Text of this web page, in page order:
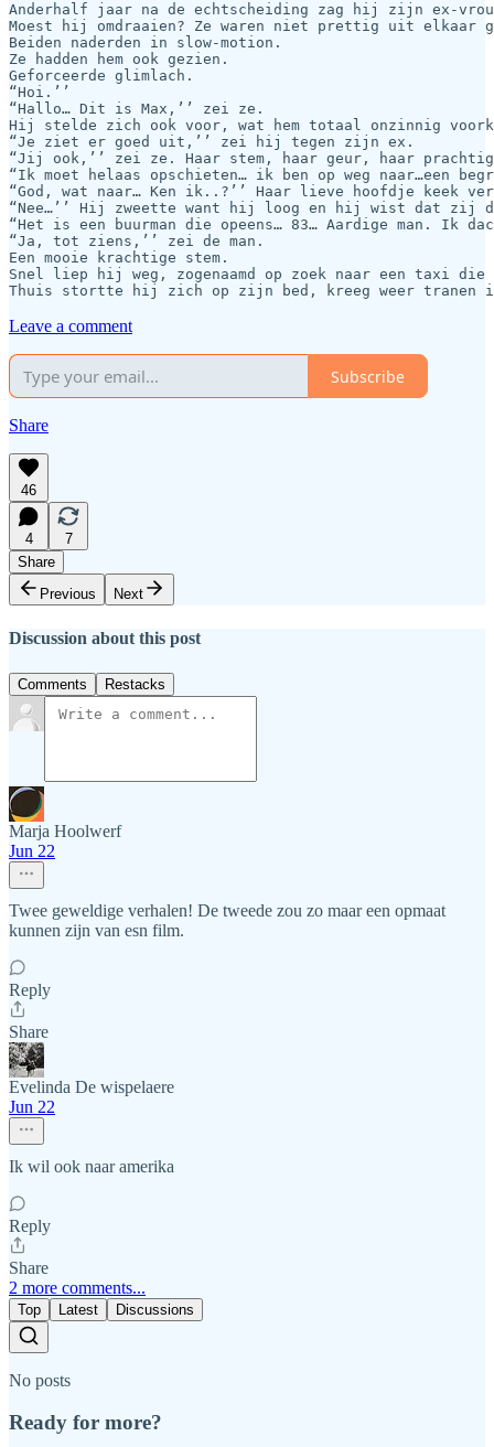
Anderhalf jaar na de echtscheiding zag hij zijn ex-
Moest hij omdraaien? Ze waren niet prettig uit elkaar
Beiden naderden in slow-motion.
Ze hadden hem ook gezien.
Geforceerde glimlach.
“Hoi.’’
“Hallo… Dit is Max,’’ zei ze.
Hij stelde zich ook voor, wat hem totaal onzinnig
“Je ziet er goed uit,’’ zei hij tegen zijn ex.
“Jij ook,’’ zei ze. Haar stem, haar geur, haar
“Ik moet helaas opschieten… ik ben op weg naar…een
“God, wat naar… Ken ik..?’’ Haar lieve hoofdje keek
“Nee…’’ Hij zweette want hij loog en hij wist dat zij
“Het is een buurman die opeens… 83… Aardige man.
“Ja, tot ziens,’’ zei de man.
Een mooie krachtige stem.
Snel liep hij weg, zogenaamd op zoek naar een taxi
Leave a comment
Subscribe
Share
46
4
7
Share
Previous
Next
Discussion about this post
Comments Restacks
Marja Hoolwerf
Jun 22
Twee geweldige verhalen! De tweede zou zo maar een opmaat
kunnen zijn van esn film.
Reply
Share
Evelinda De wispelaere
Jun 22
Ik wil ook naar amerika
Reply
Share
2 more comments...
Top Latest Discussions
No posts
Ready for more?